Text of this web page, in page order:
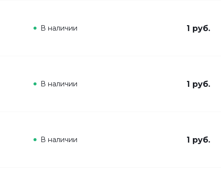
В наличии 1 руб.
В наличии 1 руб.
В наличии 1 руб.